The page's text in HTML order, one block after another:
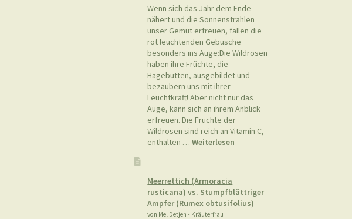
Wenn sich das Jahr dem Ende
nähert und die Sonnenstrahlen
unser Gemüt erfreuen, fallen die
rot leuchtenden Gebüsche
besonders ins Auge:Die Wildrosen
haben ihre Früchte, die
Hagebutten, ausgebildet und
bezaubern uns mit ihrer
Leuchtkraft! Aber nicht nur das
Auge, kann sich an ihrem Anblick
erfreuen. Die Früchte der
Wildrosen sind reich an Vitamin C,
enthalten …Weiterlesen
Meerrettich (Armoracia
rusticana) vs. Stumpfblättriger
Ampfer (Rumex obtusifolius)
von Mel Detjen - Kräuterfrau